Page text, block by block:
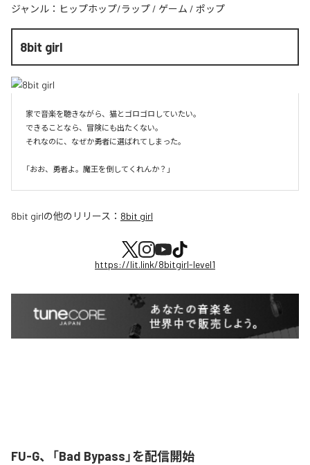
ジャンル： ヒップホップ/ラップ / ゲーム / ポップ
8bit girl
家で音楽を聴きながら、猫とゴロゴロしていたい。
できることなら、冒険にも出たくない。
それなのに、なぜか勇者に選ばれてしまった。
8bit girlの他のリリース： 8bit girl
https://lit.link/8bitgirl-level1
FU-G、「Bad Bypass」を配信開始